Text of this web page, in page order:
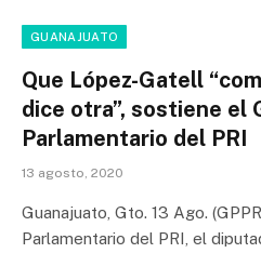
GUANAJUATO
Que López-Gatell
dice otra”, sostiene el
Parlamentario del PRI
13 agosto, 2020
Guanajuato, Gto. 13 Ago.
Parlamentario del PRI, el